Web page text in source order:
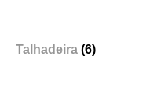
Talhadeira (6)